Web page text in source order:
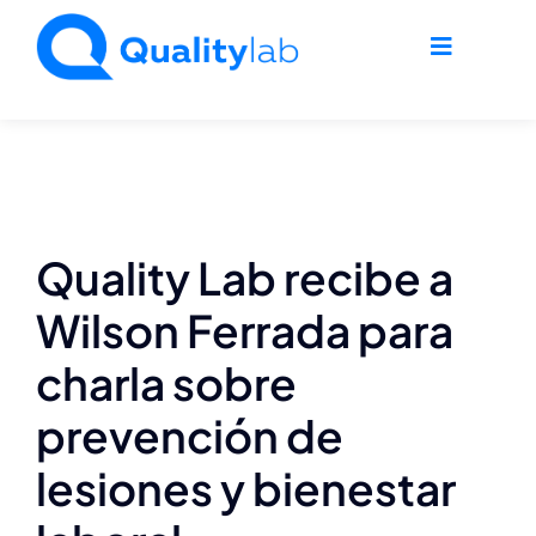
Saltar
contenido
Toggle
Agro
Industria
Ambiente
Quality Lab recibe a
Wilson Ferrada para
charla sobre
prevención de
lesiones y bienestar